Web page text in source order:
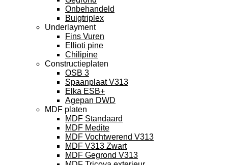
Onbehandeld
Buigtriplex
Underlayment
Fins Vuren
Ellioti pine
Chilipine
Constructieplaten
OSB 3
Spaanplaat V313
Elka ESB+
Agepan DWD
MDF platen
MDF Standaard
MDF Medite
MDF Vochtwerend V313
MDF V313 Zwart
MDF Gegrond V313